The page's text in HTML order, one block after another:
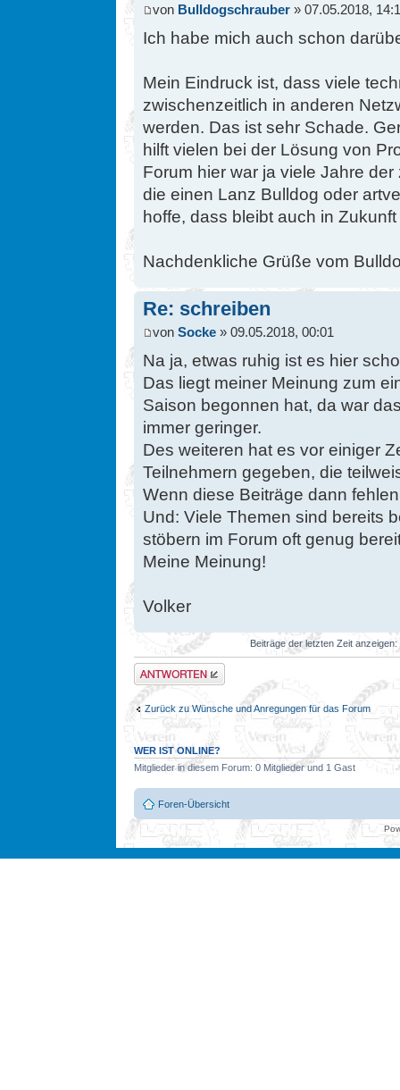
von Bulldogschrauber » 07.05.2018,
Ich habe mich auch schon
Mein Eindruck ist, dass viele
zwischenzeitlich in anderen
werden. Das ist sehr Schade.
hilft vielen bei der Lösung von
Forum hier war ja viele Jahre
die einen Lanz Bulldog oder
hoffe, dass bleibt auch in
Nachdenkliche Grüße vom
Re: schreiben
von Socke » 09.05.2018, 00:01
Na ja, etwas ruhig ist es hier
Das liegt meiner Meinung zum
Saison begonnen hat, da war
immer geringer.
Des weiteren hat es vor einiger
Teilnehmern gegeben, die
Wenn diese Beiträge dann
Und: Viele Themen sind bereits
stöbern im Forum oft genug
Meine Meinung!
Volker
Beiträge der letzten Zeit anzeigen:
Antwort erstellen
Zurück zu Wünsche und Anregungen für das Forum
WER IST ONLINE?
Mitglieder in diesem Forum: 0 Mitglieder und 1 Gast
Foren-Übersicht